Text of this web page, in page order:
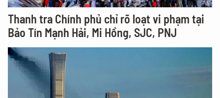
Thanh tra Chính phủ chỉ rõ loạt vi phạm tại
Bảo Tín Mạnh Hải, Mi Hồng, SJC, PNJ